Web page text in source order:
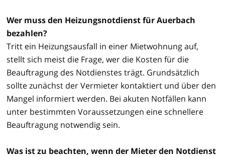
Wer muss den Heizungsnotdienst für Auerbach
bezahlen?
Tritt ein Heizungsausfall in einer Mietwohnung auf,
stellt sich meist die Frage, wer die Kosten für die
Beauftragung des Notdienstes trägt. Grundsätzlich
sollte zunächst der Vermieter kontaktiert und über den
Mangel informiert werden. Bei akuten Notfällen kann
unter bestimmten Voraussetzungen eine schnellere
Beauftragung notwendig sein.
Was ist zu beachten, wenn der Mieter den Notdienst